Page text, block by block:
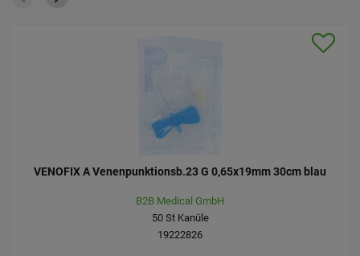
CORLOGES Injektionslösung Amp.
Dr. Loges + Co. GmbH
ml Injektionslösung
13699711